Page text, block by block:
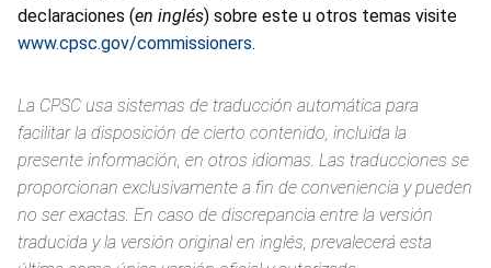
declaraciones (en inglés) sobre este u otros temas visite
www.cpsc.gov/commissioners.
La CPSC usa sistemas de traducción automática para
facilitar la disposición de cierto contenido, incluida la
presente información, en otros idiomas. Las traducciones se
proporcionan exclusivamente a fin de conveniencia y pueden
no ser exactas. En caso de discrepancia entre la versión
traducida y la versión original en inglés, prevalecerá esta